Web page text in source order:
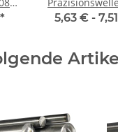
*
mm, 500 mm,
5,63 € -